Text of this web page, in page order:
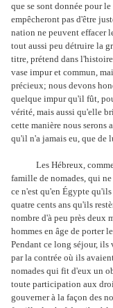
que se sont donnée pour
empêcheront pas d'être
nation ne peuvent effacer
tout aussi peu détruire la
titre, prétend dans
vase impur et commun,
précieux; nous devons
quelque impur qu'il fût,
vérité, mais aussi qu'elle
cette manière nous serons
qu'il n'a jamais eu, que de
Les Hébreux, comme
famille de nomades, qui
ce n'est qu'en Égypte
quatre cents ans qu'ils
nombre d'à peu près
hommes en âge de porter
Pendant ce long séjour, ils
par la contrée où ils
nomades qui fit d'eux un
toute participation aux
gouverner à la façon des